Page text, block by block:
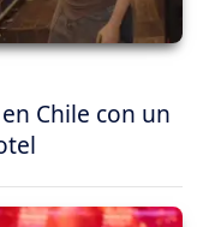
Chile con un